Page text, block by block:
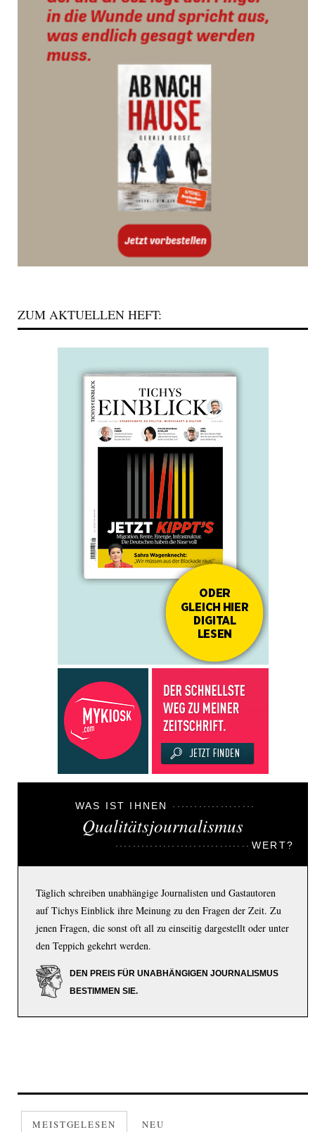
ZUM AKTUELLEN HEFT:
WAS IST IHNEN
Qualitätsjournalismus
WERT?
Täglich schreiben unabhängige Journalisten und Gastautoren
auf Tichys Einblick ihre Meinung zu den Fragen der Zeit. Zu
jenen Fragen, die sonst oft all zu einseitig dargestellt oder unter
den Teppich gekehrt werden.
DEN PREIS FÜR UNABHÄNGIGEN JOURNALISMUS
BESTIMMEN SIE.
MEISTGELESEN NEU